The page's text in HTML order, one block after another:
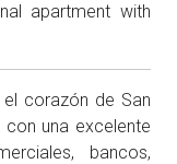
apartment with
corazón de San
una excelente
bancos,